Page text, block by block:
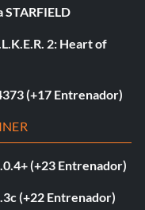
2: Heart of
(+17 Entrenador)
(+23 Entrenador)
(+22 Entrenador)